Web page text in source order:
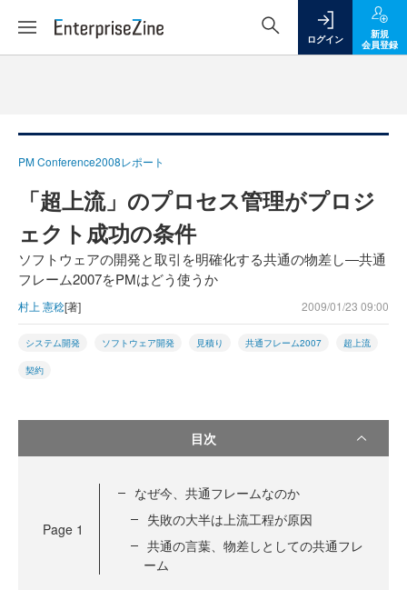
ログイン
新規
会員登録
PM Conference2008レポート
「超上流」のプロセス管理がプロジ
ェクト成功の条件
ソフトウェアの開発と取引を明確化する共通の物差し―共通
フレーム2007をPMはどう使うか
村上 憲稔[著] 2009/01/23 09:00
システム開発 ソフトウェア開発 見積り 共通フレーム2007 超上流
契約
目次
Page 1
なぜ今、共通フレームなのか
失敗の大半は上流工程が原因
共通の言葉、物差しとしての共通フレ
ーム